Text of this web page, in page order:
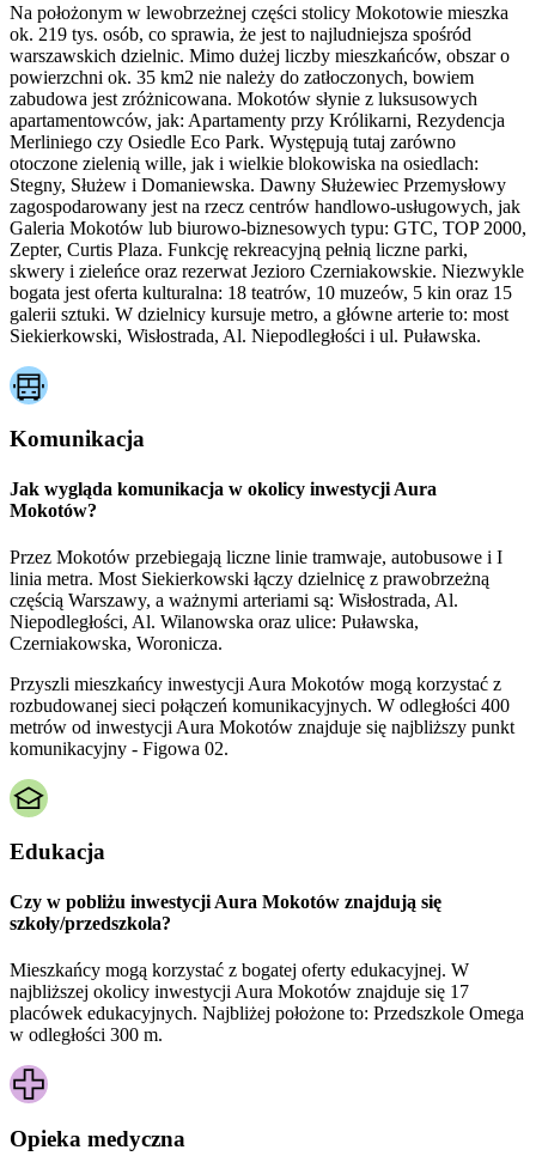
Na położonym w lewobrzeżnej części stolicy Mokotowie mieszka
ok. 219 tys. osób, co sprawia, że jest to najludniejsza spośród
warszawskich dzielnic. Mimo dużej liczby mieszkańców, obszar o
powierzchni ok. 35 km2 nie należy do zatłoczonych, bowiem
zabudowa jest zróżnicowana. Mokotów słynie z luksusowych
apartamentowców, jak: Apartamenty przy Królikarni, Rezydencja
Merliniego czy Osiedle Eco Park. Występują tutaj zarówno
otoczone zielenią wille, jak i wielkie blokowiska na osiedlach:
Stegny, Służew i Domaniewska. Dawny Służewiec Przemysłowy
zagospodarowany jest na rzecz centrów handlowo-usługowych, jak
Galeria Mokotów lub biurowo-biznesowych typu: GTC, TOP 2000,
Zepter, Curtis Plaza. Funkcję rekreacyjną pełnią liczne parki,
skwery i zieleńce oraz rezerwat Jezioro Czerniakowskie. Niezwykle
bogata jest oferta kulturalna: 18 teatrów, 10 muzeów, 5 kin oraz 15
galerii sztuki. W dzielnicy kursuje metro, a główne arterie to: most
Siekierkowski, Wisłostrada, Al. Niepodległości i ul. Puławska.
Komunikacja
Jak wygląda komunikacja w okolicy inwestycji Aura
Mokotów?
Przez Mokotów przebiegają liczne linie tramwaje, autobusowe i I
linia metra. Most Siekierkowski łączy dzielnicę z prawobrzeżną
częścią Warszawy, a ważnymi arteriami są: Wisłostrada, Al.
Niepodległości, Al. Wilanowska oraz ulice: Puławska,
Czerniakowska, Woronicza.
Przyszli mieszkańcy inwestycji Aura Mokotów mogą korzystać z
rozbudowanej sieci połączeń komunikacyjnych. W odległości 400
metrów od inwestycji Aura Mokotów znajduje się najbliższy punkt
komunikacyjny - Figowa 02.
Edukacja
Czy w pobliżu inwestycji Aura Mokotów znajdują się
szkoły/przedszkola?
Mieszkańcy mogą korzystać z bogatej oferty edukacyjnej. W
najbliższej okolicy inwestycji Aura Mokotów znajduje się 17
placówek edukacyjnych. Najbliżej położone to: Przedszkole Omega
w odległości 300 m.
Opieka medyczna